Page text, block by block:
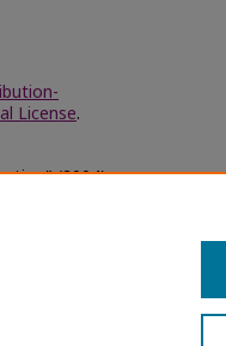
License.
(2004).